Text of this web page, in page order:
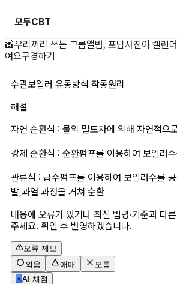
모두CBT
수관보일러 유동방식
📸우리끼리 쓰는 그룹앨범, 포담사진이 캘린
여요구경하기
수관보일러 유동방식 작동원리
해설
자연 순환식 : 물의 밀도차에 의해 자연적으
강제 순환식 : 순환펌프를 이용하여 보일러
관류식 : 급수펌프를 이용하여 보일러수를
발,과열 과정을 거쳐 순환
내용에 오류가 있거나 최신 법령·기준과 다
주세요. 확인 후 반영하겠습니다.
오류 제보
외움
애매
모름
✳AI 채점